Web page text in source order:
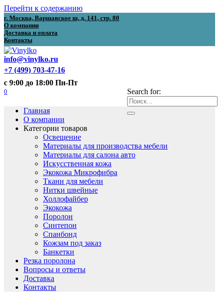
Перейти к содержанию
г. Москва, Варшавское ш, д. 141, стр. 80
О компании
Доставка и оплата
Контакты
info@vinylko.ru
+7 (499) 703-47-16
с 9:00 до 18:00 Пн-Пт
Search for:
0
Главная
О компании
Категории товаров
Освещение
Материалы для производства мебели
Материалы для салона авто
Искусственная кожа
Экокожа Микрофибра
Ткани для мебели
Нитки швейные
Холлофайбер
Экокожа
Поролон
Синтепон
Спанбонд
Кожзам под заказ
Банкетки
Резка поролона
Вопросы и ответы
Доставка
Контакты